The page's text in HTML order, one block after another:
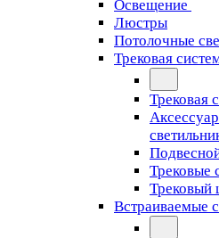
Освещение
Люстры
Потолочные
Трековая
Трековая
Трековые
Трековый
Встраиваемые